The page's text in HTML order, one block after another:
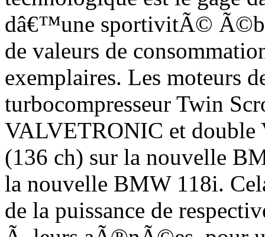
dâ€™une sportivitÃ©
de valeurs de
exemplaires. Les
turbocompresseur Twin
VALVETRONIC et
(136 ch) sur la nouvelle
la nouvelle BMW 118i.
de la puissance de